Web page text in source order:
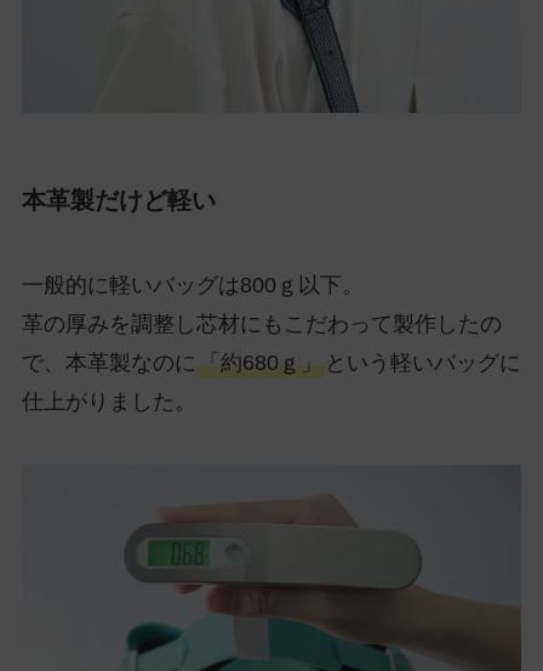
本革製だけど軽い
一般的に軽いバッグは800ｇ以下。
革の厚みを調整し芯材にもこだわって製作したの
で、本革製なのに 「約680ｇ」という軽いバッグに
仕上がりました。